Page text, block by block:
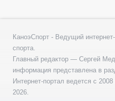
КаноэСпорт - Ведущий
спорта.
Главный редактор — Сергей
информация представлена в
Интернет-портал ведется с
2026.